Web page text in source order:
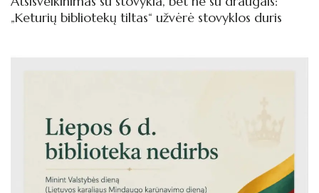
„Keturių bibliotekų tiltas“ užvėrė stovyklos duris